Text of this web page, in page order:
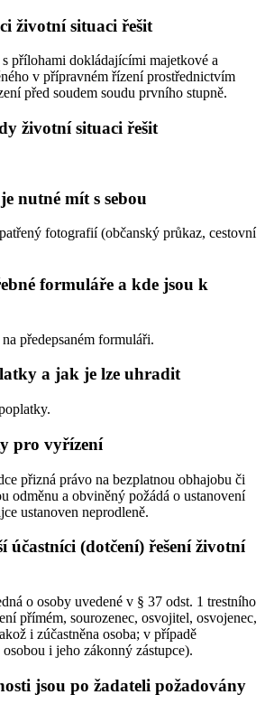
životní situaci řešit
přílohami dokládajícími majetkové a
v přípravném řízení prostřednictvím
před soudem soudu prvního stupně.
životní situaci řešit
nutné mít s sebou
fotografií (občanský průkaz, cestovní
formuláře a kde jsou k
předepsaném formuláři.
a jak je lze uhradit
pro vyřízení
přizná právo na bezplatnou obhajobu či
odměnu a obviněný požádá o ustanovení
ustanoven neprodleně.
účastníci (dotčení) řešení životní
o osoby uvedené v § 37 odst. 1 trestního
přímém, sourozenec, osvojitel, osvojenec,
i zúčastněna osoba; v případě
i jeho zákonný zástupce).
jsou po žadateli požadovány